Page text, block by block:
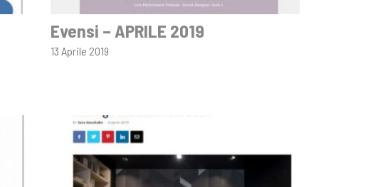
Evensi – APRILE 2019
13 Aprile 2019